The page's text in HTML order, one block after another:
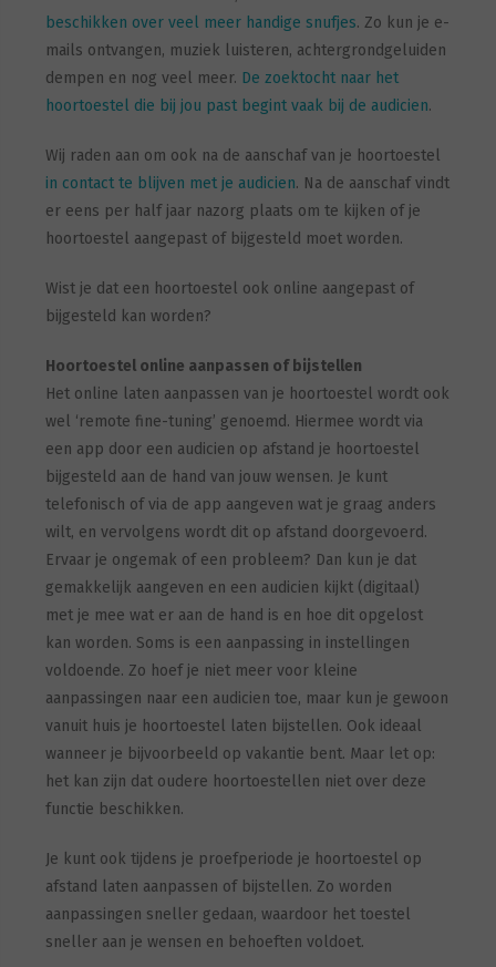
beschikken over veel meer handige snufjes. Zo kun je e-
mails ontvangen, muziek luisteren, achtergrondgeluiden
dempen en nog veel meer. De zoektocht naar het
hoortoestel die bij jou past begint vaak bij de audicien.
Wij raden aan om ook na de aanschaf van je hoortoestel
in contact te blijven met je audicien. Na de aanschaf vindt
er eens per half jaar nazorg plaats om te kijken of je
hoortoestel aangepast of bijgesteld moet worden.
Wist je dat een hoortoestel ook online aangepast of
bijgesteld kan worden?
Hoortoestel online aanpassen of bijstellen
Het online laten aanpassen van je hoortoestel wordt ook
wel ‘remote fine-tuning’ genoemd. Hiermee wordt via
een app door een audicien op afstand je hoortoestel
bijgesteld aan de hand van jouw wensen. Je kunt
telefonisch of via de app aangeven wat je graag anders
wilt, en vervolgens wordt dit op afstand doorgevoerd.
Ervaar je ongemak of een probleem? Dan kun je dat
gemakkelijk aangeven en een audicien kijkt (digitaal)
met je mee wat er aan de hand is en hoe dit opgelost
kan worden. Soms is een aanpassing in instellingen
voldoende. Zo hoef je niet meer voor kleine
aanpassingen naar een audicien toe, maar kun je gewoon
vanuit huis je hoortoestel laten bijstellen. Ook ideaal
wanneer je bijvoorbeeld op vakantie bent. Maar let op:
het kan zijn dat oudere hoortoestellen niet over deze
functie beschikken.
Je kunt ook tijdens je proefperiode je hoortoestel op
afstand laten aanpassen of bijstellen. Zo worden
aanpassingen sneller gedaan, waardoor het toestel
sneller aan je wensen en behoeften voldoet.